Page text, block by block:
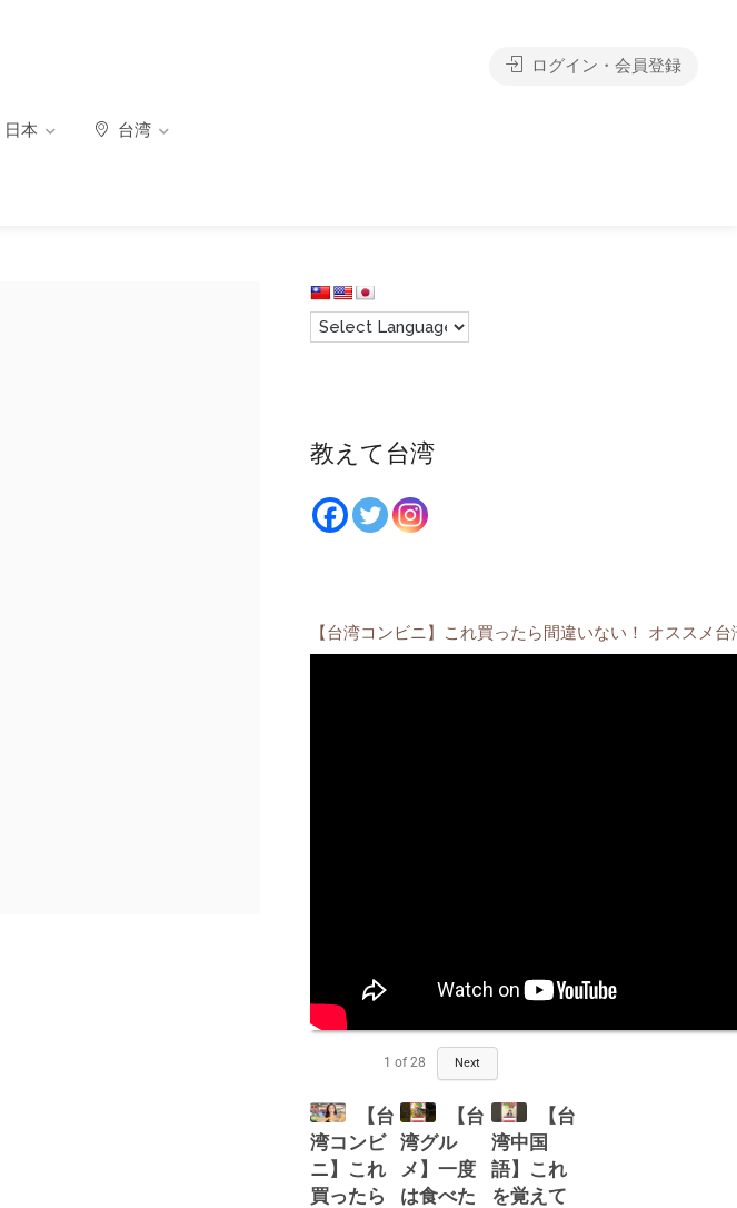
日本 台湾
ログイン・会員登録
教えて台湾
【台湾コンビニ】これ買ったら間違いない！ オススメ
1 of 28 Next
【台
湾コンビ
ニ】これ
買ったら
【台
湾グル
メ】一度
は食べた
【台
湾中国
語】これ
を覚えて